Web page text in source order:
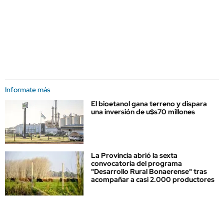
Informate más
El bioetanol gana terreno y dispara
una inversión de u$s70 millones
La Provincia abrió la sexta
convocatoria del programa
"Desarrollo Rural Bonaerense" tras
acompañar a casi 2.000 productores